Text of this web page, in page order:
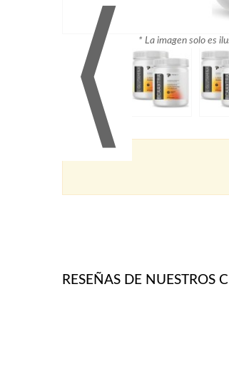
* La imagen solo es
⟨
RESEÑAS DE NUESTROS